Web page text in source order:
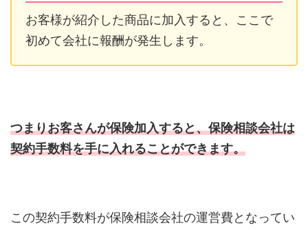
お客様が紹介した商品に加入すると、ここで
初めて会社に報酬が発生します。
つまりお客さんが保険加入すると、保険相談会社は
契約手数料を手に入れることができます。
この契約手数料が保険相談会社の運営費となってい